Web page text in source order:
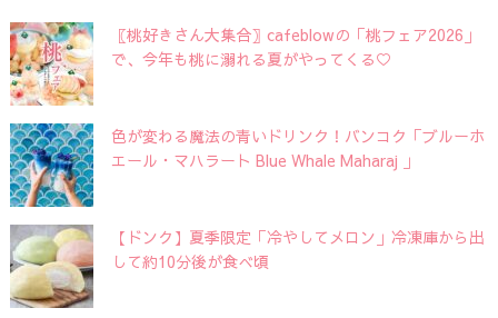
〖桃好きさん大集合〗cafeblowの「桃フェア2026」
で、今年も桃に溺れる夏がやってくる♡
色が変わる魔法の青いドリンク！バンコク「ブルーホ
エール・マハラート Blue Whale Maharaj 」
【ドンク】夏季限定「冷やしてメロン」冷凍庫から出
して約10分後が食べ頃